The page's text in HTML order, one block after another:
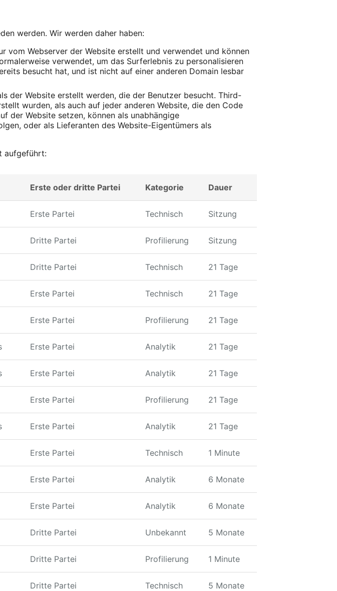
werden. Wir werden daher haben:
vom Webserver der Website erstellt und verwendet und können
verwendet, um das Surferlebnis zu personalisieren
besucht hat, und ist nicht auf einer anderen Domain lesbar
der Website erstellt werden, die der Benutzer besucht. Third-
wurden, als auch auf jeder anderen Website, die den Code
der Website setzen, können als unabhängige
oder als Lieferanten des Website-Eigentümers als
aufgeführt:
Erste oder dritte Partei Kategorie Dauer
Erste Partei Technisch Sitzung
Dritte Partei Profilierung Sitzung
Dritte Partei Technisch 21 Tage
Erste Partei Technisch 21 Tage
Erste Partei Profilierung 21 Tage
Erste Partei Analytik 21 Tage
Erste Partei Analytik 21 Tage
Erste Partei Profilierung 21 Tage
Erste Partei Analytik 21 Tage
Erste Partei Technisch 1 Minute
Erste Partei Analytik 6 Monate
Erste Partei Analytik 6 Monate
Dritte Partei Unbekannt 5 Monate
Dritte Partei Profilierung 1 Minute
Dritte Partei Technisch 5 Monate